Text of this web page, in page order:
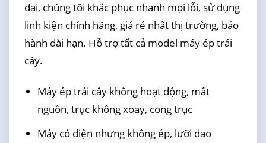
đại, chúng tôi khắc phục nhanh mọi lỗi, sử dụng
linh kiện chính hãng, giá rẻ nhất thị trường, bảo
hành dài hạn. Hỗ trợ tất cả model máy ép trái
cây.
Máy ép trái cây không hoạt động, mất
nguồn, trục không xoay, cong trục
Máy có điện nhưng không ép, lưỡi dao